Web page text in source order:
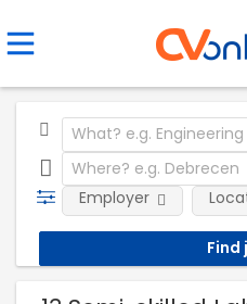
Employer